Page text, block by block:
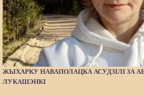
ЖЫХАРКУ НАВАПОЛАЦКА АСУДЗІЛІ ЗА
ЛУКАШЭНКІ